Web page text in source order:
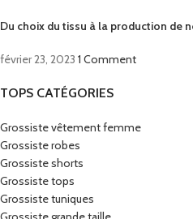
Du choix du tissu à la production de
février 23, 2023 1 Comment
TOPS CATÉGORIES
Grossiste vêtement femme
Grossiste robes
Grossiste shorts
Grossiste tops
Grossiste tuniques